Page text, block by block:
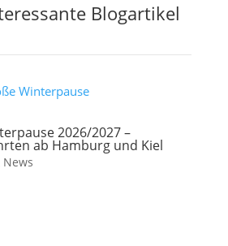
Blogartikel
2026/2027 –
ab Hamburg und Kiel
News